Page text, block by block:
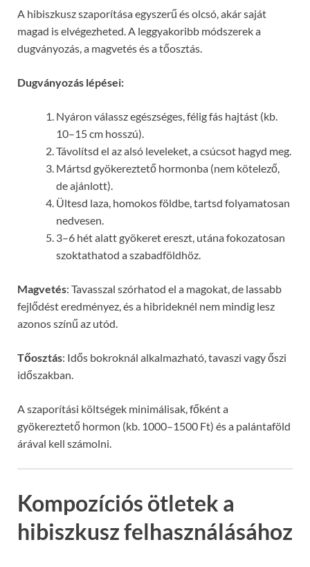
A hibiszkusz szaporítása egyszerű és olcsó, akár saját
magad is elvégezheted. A leggyakoribb módszerek a
dugványozás, a magvetés és a tőosztás.
Dugványozás lépései:
Nyáron válassz egészséges, félig fás hajtást (kb.
10–15 cm hosszú).
Távolítsd el az alsó leveleket, a csúcsot hagyd meg.
Mártsd gyökereztető hormonba (nem kötelező,
de ajánlott).
Ültesd laza, homokos földbe, tartsd folyamatosan
nedvesen.
3–6 hét alatt gyökeret ereszt, utána fokozatosan
szoktathatod a szabadföldhöz.
Magvetés: Tavasszal szórhatod el a magokat, de lassabb
fejlődést eredményez, és a hibrideknél nem mindig lesz
azonos színű az utód.
Tőosztás: Idős bokroknál alkalmazható, tavaszi vagy őszi
időszakban.
A szaporítási költségek minimálisak, főként a
gyökereztető hormon (kb. 1000–1500 Ft) és a palántaföld
árával kell számolni.
Kompozíciós ötletek a
hibiszkusz felhasználásához